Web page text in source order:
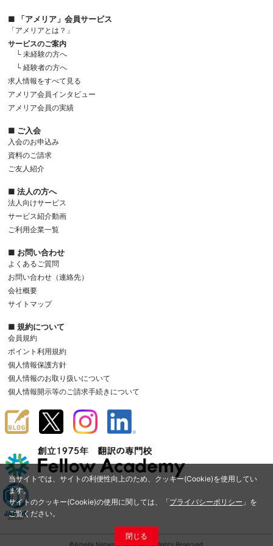
当サイトでは、サイトの利便性向上のため、クッキー(Cookie)を使用してい
ます。
サイトのクッキー(Cookie)の使用に関しては、「プライバシーポリシー 」を
ご覧ください。
閉じる
■ 「アメリア」会員サービス
「アメリアとは？」
サービスのご案内
└ 未経験の方へ
└ 経験者の方へ
求人情報をすべて見る
アメリア会員インタビュー
アメリア会員の実績
■ ご入会
入会のお申込み
資料のご請求
ご友人紹介
■ 法人の方へ
法人向けサービス
サービス紹介動画
ご利用企業一覧
■ お問い合わせ
よくあるご質問
お問い合わせ（連絡先）
会社概要
サイトマップ
■ 規約について
会員規約
ポイント利用規約
個人情報保護方針
個人情報のお取り扱いについて
個人情報開示等のご請求手続きについて
©Amelia Network Co.,Ltd. All Rights Reserved.